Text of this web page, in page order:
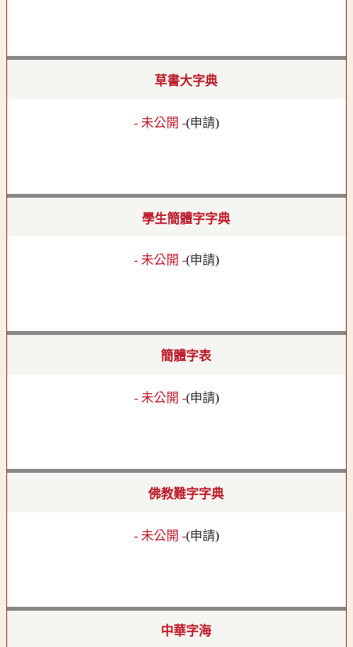
草書大字典
- 未公開 -(申請)
學生簡體字字典
- 未公開 -(申請)
簡體字表
- 未公開 -(申請)
佛教難字字典
- 未公開 -(申請)
中華字海